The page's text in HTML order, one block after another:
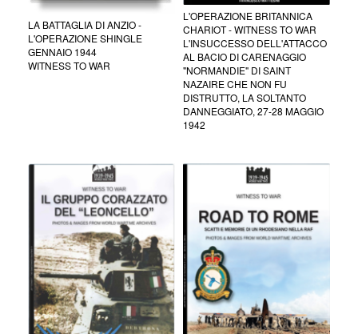
LA BATTAGLIA DI ANZIO -
L'OPERAZIONE SHINGLE
GENNAIO 1944
WITNESS TO WAR
L'OPERAZIONE BRITANNICA
CHARIOT - WITNESS TO WAR
L'INSUCCESSO DELL'ATTACCO
AL BACIO DI CARENAGGIO
"NORMANDIE" DI SAINT
NAZAIRE CHE NON FU
DISTRUTTO, LA SOLTANTO
DANNEGGIATO, 27-28 MAGGIO
1942